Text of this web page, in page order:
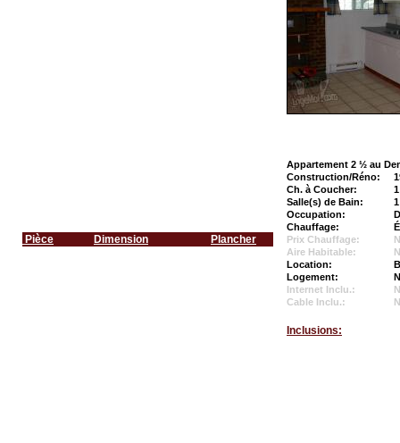
Pièce Dimension Plancher
Appartement 2 ½ au
Construction/Réno:
Ch. à Coucher:
1
Salle(s) de Bain:
1
Occupation:
Chauffage:
Prix Chauffage:
Aire Habitable:
Location:
Logement:
Internet Inclu.:
Cable Inclu.:
Inclusions: